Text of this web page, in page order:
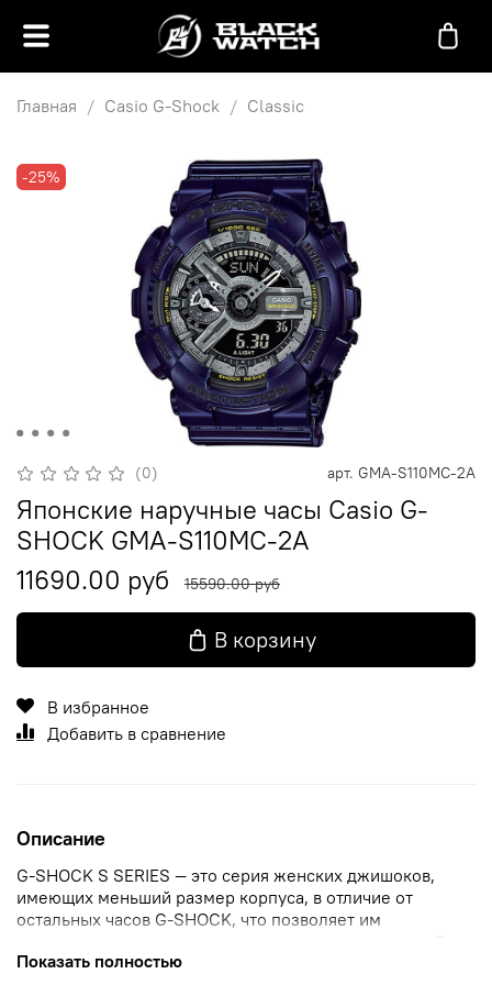
Главная Casio G-Shock Classic
-25%
(0) арт. GMA-S110MC-2A
Японские наручные часы Casio G-
SHOCK GMA-S110MC-2A
11690.00 руб
15590.00 руб
В корзину
В избранное
Добавить в сравнение
Описание
G-SHOCK S SERIES — это серия женских джишоков,
имеющих меньший размер корпуса, в отличие от
остальных часов G-SHOCK, что позволяет им
оптимально выглядеть даже на женских запястьях. S-
series. Противоударный корпус защищает механизм от
Показать полностью